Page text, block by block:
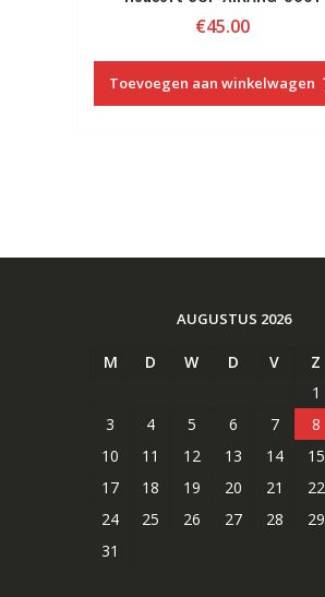
€45.00
Toevoegen aan winkelwagen
AUGUSTUS 2026
M D W D V Z
1
3
4 5 6 7 8
10
11 12 13 14 15
17
18 19 20 21 22
24
25 26 27 28 29
31